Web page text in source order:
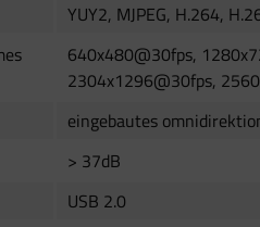
YUY2, MJPEG, H.264,
640x480@30fps,
2304x1296@30fps,
eingebautes
> 37dB
USB 2.0